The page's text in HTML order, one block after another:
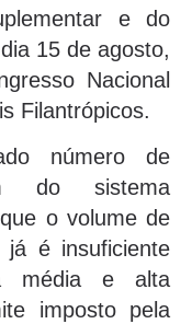
e do
15 de agosto,
Nacional
Filantrópicos.
número de
do sistema
o volume de
já é insuficiente
média e alta
imposto pela